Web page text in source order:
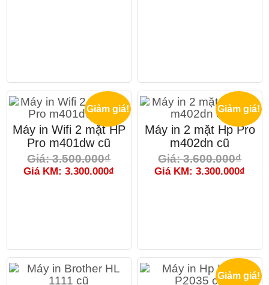
Giảm giá!
Máy in Wifi 2 mặt HP
Pro m401dw cũ
Giá: 3.500.000₫
Giá KM: 3.300.000₫
Giảm giá!
Máy in 2 mặt Hp Pro
m402dn cũ
Giá: 3.600.000₫
Giá KM: 3.300.000₫
Giảm giá!